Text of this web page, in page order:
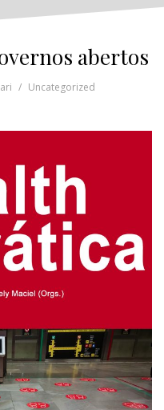
abertos
Uncategorized